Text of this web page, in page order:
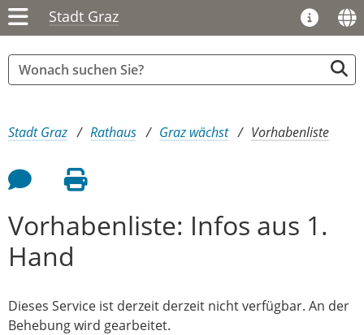
Stadt Graz
Sie sind hier:
Stadt Graz Rathaus Graz wächst Vorhabenliste
Feedback an Autor
Seite drucken
Vorhabenliste: Infos aus 1.
Hand
Dieses Service ist derzeit derzeit nicht verfügbar. An der
Behebung wird gearbeitet.